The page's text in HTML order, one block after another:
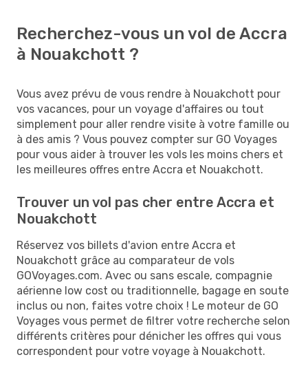
Recherchez-vous un vol de Accra
à Nouakchott ?
Vous avez prévu de vous rendre à Nouakchott pour
vos vacances, pour un voyage d'affaires ou tout
simplement pour aller rendre visite à votre famille ou
à des amis ? Vous pouvez compter sur GO Voyages
pour vous aider à trouver les vols les moins chers et
les meilleures offres entre Accra et Nouakchott.
Trouver un vol pas cher entre Accra et
Nouakchott
Réservez vos billets d'avion entre Accra et
Nouakchott grâce au comparateur de vols
GOVoyages.com. Avec ou sans escale, compagnie
aérienne low cost ou traditionnelle, bagage en soute
inclus ou non, faites votre choix ! Le moteur de GO
Voyages vous permet de filtrer votre recherche selon
différents critères pour dénicher les offres qui vous
correspondent pour votre voyage à Nouakchott.